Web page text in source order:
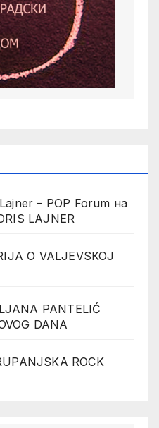
– POP Forum на
LAJNER
O VALJEVSKOJ
PANTELIĆ
DANA
ROCK